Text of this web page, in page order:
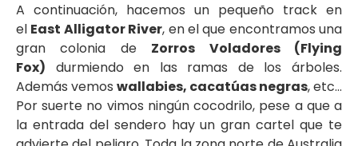
A continuación, hacemos un pequeño track en
el East Alligator River, en el que encontramos una
gran colonia de Zorros Voladores (Flying
Fox) durmiendo en las ramas de los árboles.
Además vemos wallabies, cacatúas negras, etc…
Por suerte no vimos ningún cocodrilo, pese a que a
la entrada del sendero hay un gran cartel que te